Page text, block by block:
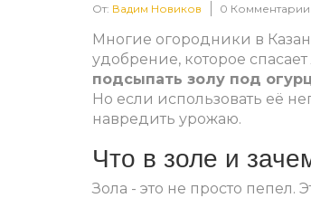
От: Вадим Новиков 0 Комментарии
Многие огородники в
удобрение, которое
подсыпать золу под
Но если использовать её
навредить урожаю.
Что в золе и
Зола - это не просто